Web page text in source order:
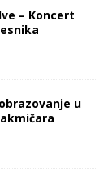
– Koncert
u